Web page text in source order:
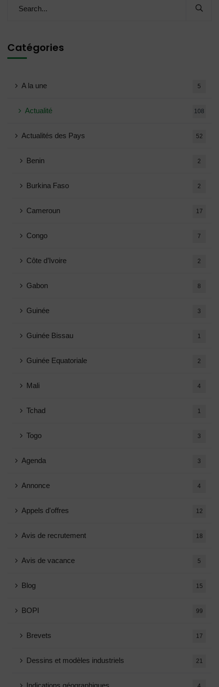
Catégories
A la une 5
Actualité 108
Actualités des Pays 52
Benin 2
Burkina Faso 2
Cameroun 17
Congo 7
Côte d’Ivoire 2
Gabon 8
Guinée 3
Guinée Bissau 1
Guinée Equatoriale 2
Mali 4
Tchad 1
Togo 3
Agenda 3
Annonce 4
Appels d'offres 12
Avis de recrutement 18
Avis de vacance 5
Blog 15
BOPI 99
Brevets 17
Dessins et modèles industriels 21
Indications géographiques